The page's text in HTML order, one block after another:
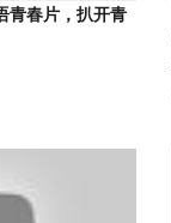
青春片，扒开青